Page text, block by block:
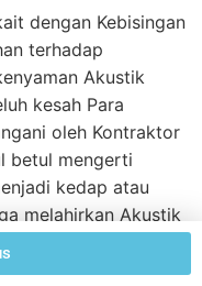
dengan Kebisingan
terhadap
Akustik
kesah Para
oleh Kontraktor
betul mengerti
kedap atau
melahirkan Akustik